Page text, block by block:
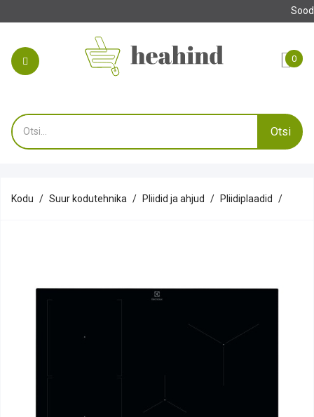
Soodushinnaga
0
Otsi
Kodu Suur kodutehnika Pliidid ja ahjud Pliidiplaadid